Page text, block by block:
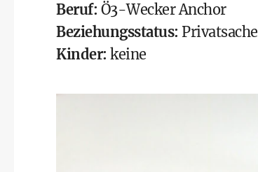
Beruf: Ö3-Wecker Anchor
Beziehungsstatus: Privatsache
Kinder: keine